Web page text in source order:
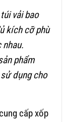
vải bao
kích cỡ phù
phẩm
dụng cho
cấp xốp